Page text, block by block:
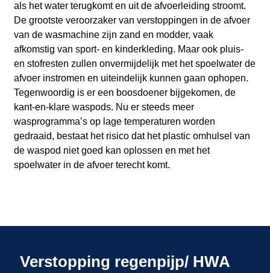
als het water terugkomt en uit de afvoerleiding stroomt.
De grootste veroorzaker van verstoppingen in de afvoer
van de wasmachine zijn zand en modder, vaak
afkomstig van sport- en kinderkleding. Maar ook pluis-
en stofresten zullen onvermijdelijk met het spoelwater de
afvoer instromen en uiteindelijk kunnen gaan ophopen.
Tegenwoordig is er een boosdoener bijgekomen, de
kant-en-klare waspods. Nu er steeds meer
wasprogramma’s op lage temperaturen worden
gedraaid, bestaat het risico dat het plastic omhulsel van
de waspod niet goed kan oplossen en met het
spoelwater in de afvoer terecht komt.
Verstopping regenpijp/ HWA